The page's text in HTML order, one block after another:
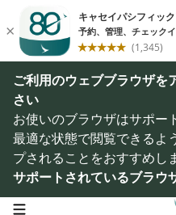
ご利用のウェブブラウザを
さい
お使いのブラウザはサポー
最適な状態で閲覧できるよ
プされることをおすすめし
サポートされているブラウ
open navigation menu